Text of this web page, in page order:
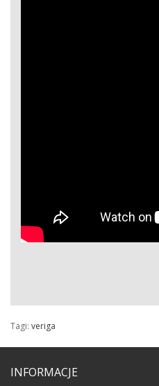
Tagi: veriga
INFORMACJE